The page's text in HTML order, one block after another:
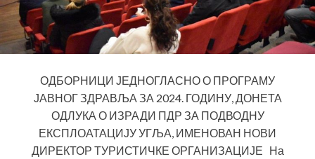
ОДБОРНИЦИ ЈЕДНОГЛАСНО О ПРОГРАМУ
ЈАВНОГ ЗДРАВЉА ЗА 2024. ГОДИНУ, ДОНЕТА
ОДЛУКА О ИЗРАДИ ПДР ЗА ПОДВОДНУ
ЕКСПЛОАТАЦИЈУ УГЉА, ИМЕНОВАН НОВИ
ДИРЕКТОР ТУРИСТИЧКЕ ОРГАНИЗАЦИЈЕ На